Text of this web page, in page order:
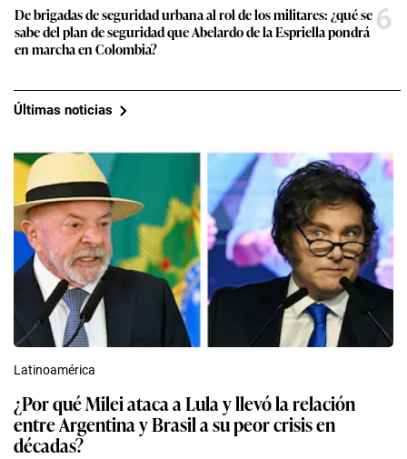
De brigadas de seguridad urbana al rol de los militares: ¿qué se
sabe del plan de seguridad que Abelardo de la Espriella pondrá
en marcha en Colombia?
6
Últimas noticias
Latinoamérica
¿Por qué Milei ataca a Lula y llevó la relación
entre Argentina y Brasil a su peor crisis en
décadas?